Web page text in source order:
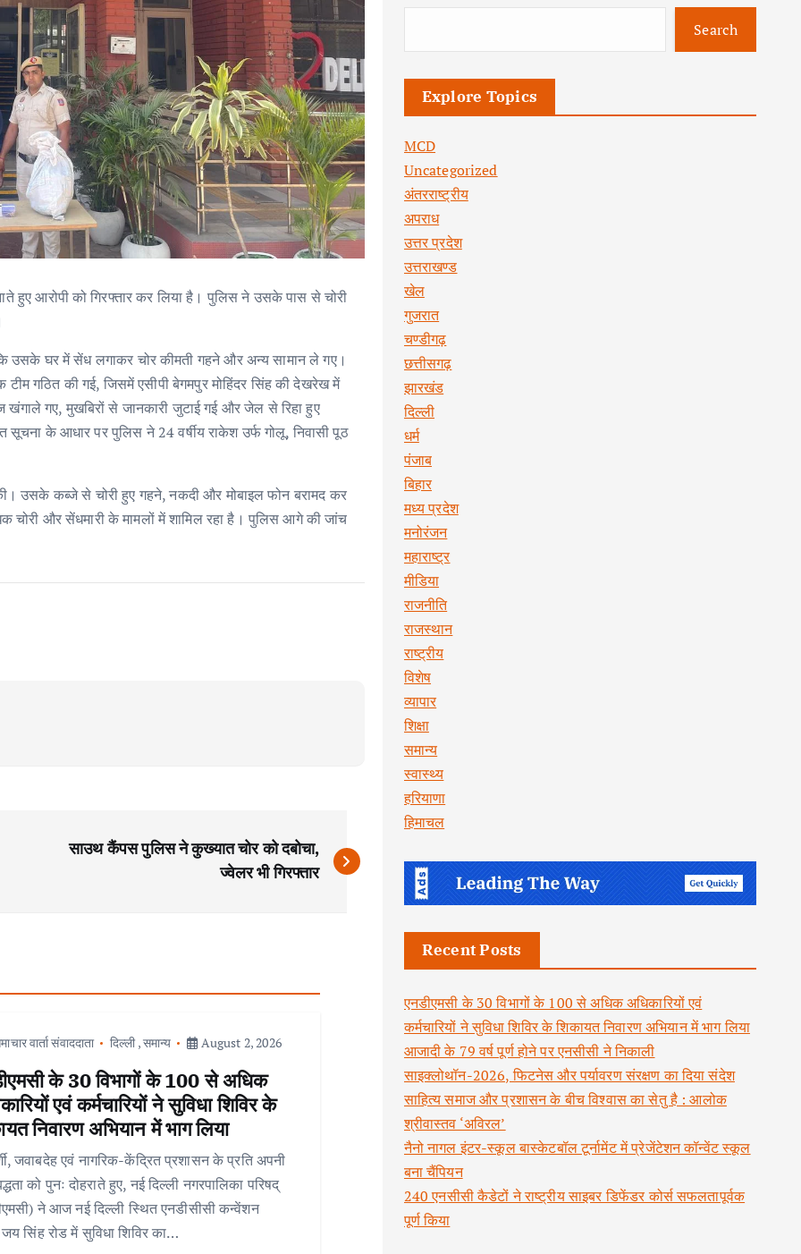
हुए आरोपी को गिरफ्तार कर लिया है। पुलिस ने उसके पास से चोरी
उसके घर में सेंध लगाकर चोर कीमती गहने और अन्य सामान ले गए।
गठित की गई, जिसमें एसीपी बेगमपुर मोहिंदर सिंह की देखरेख में
गए, मुखबिरों से जानकारी जुटाई गई और जेल से रिहा हुए
सूचना के आधार पर पुलिस ने 24 वर्षीय राकेश उर्फ गोलू, निवासी पूठ
उसके कब्जे से चोरी हुए गहने, नकदी और मोबाइल फोन बरामद कर
और सेंधमारी के मामलों में शामिल रहा है। पुलिस आगे की जांच
साउथ कैंपस पुलिस ने कुख्यात चोर को दबोचा,
ज्वेलर भी गिरफ्तार
वार्ता संवाददाता दिल्ली,समान्य August 2, 2026
के 30 विभागों के 100 से अधिक
एवं कर्मचारियों ने सुविधा शिविर के
निवारण अभियान में भाग लिया
जवाबदेह एवं नागरिक-केंद्रित प्रशासन के प्रति अपनी
को पुनः दोहराते हुए, नई दिल्ली नगरपालिका परिषद्
ने आज नई दिल्ली स्थित एनडीसीसी कन्वेंशन
सिंह रोड में सुविधा शिविर का…
Search
Explore Topics
MCD
Uncategorized
अंतरराष्ट्रीय
अपराध
उत्तर प्रदेश
उत्तराखण्ड
खेल
गुजरात
चण्डीगढ़
छत्तीसगढ़
झारखंड
दिल्ली
धर्म
पंजाब
बिहार
मध्य प्रदेश
मनोरंजन
महाराष्ट्र
मीडिया
राजनीति
राजस्थान
राष्ट्रीय
विशेष
व्यापार
शिक्षा
समान्य
स्वास्थ्य
हरियाणा
हिमाचल
Recent Posts
एनडीएमसी के 30 विभागों के 100 से अधिक अधिकारियों एवं
कर्मचारियों ने सुविधा शिविर के शिकायत निवारण अभियान में भाग लिया
आजादी के 79 वर्ष पूर्ण होने पर एनसीसी ने निकाली
साइक्लोथॉन-2026, फिटनेस और पर्यावरण संरक्षण का दिया संदेश
साहित्य समाज और प्रशासन के बीच विश्वास का सेतु है : आलोक
श्रीवास्तव ‘अविरल’
नैनो नागल इंटर-स्कूल बास्केटबॉल टूर्नामेंट में प्रेजेंटेशन कॉन्वेंट स्कूल
बना चैंपियन
240 एनसीसी कैडेटों ने राष्ट्रीय साइबर डिफेंडर कोर्स सफलतापूर्वक
पूर्ण किया